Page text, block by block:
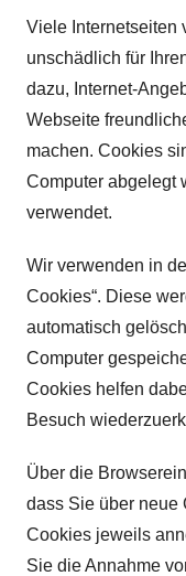
Viele Internetseiten
unschädlich für
dazu, Internet-
Webseite
machen. Cookies
Computer abgelegt
verwendet.
Wir verwenden in
Cookies“. Diese
automatisch
Computer
Cookies helfen
Besuch
Über die
dass Sie über neue
Cookies jeweils
Sie die Annahme